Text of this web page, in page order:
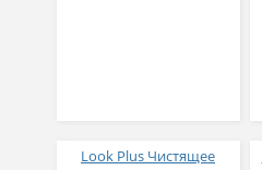
Look Plus Чистящее